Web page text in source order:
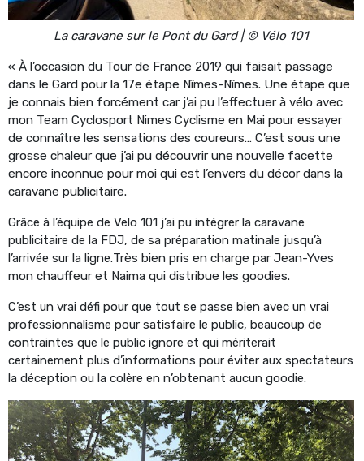
La caravane sur le Pont du Gard | © Vélo 101
« À l’occasion du Tour de France 2019 qui faisait passage
dans le Gard pour la 17e étape Nîmes-Nîmes. Une étape que
je connais bien forcément car j’ai pu l’effectuer à vélo avec
mon Team Cyclosport Nimes Cyclisme en Mai pour essayer
de connaître les sensations des coureurs… C’est sous une
grosse chaleur que j’ai pu découvrir une nouvelle facette
encore inconnue pour moi qui est l’envers du décor dans la
caravane publicitaire.
Grâce à l’équipe de Velo 101 j’ai pu intégrer la caravane
publicitaire de la FDJ, de sa préparation matinale jusqu’à
l’arrivée sur la ligne.Très bien pris en charge par Jean-Yves
mon chauffeur et Naima qui distribue les goodies.
C’est un vrai défi pour que tout se passe bien avec un vrai
professionnalisme pour satisfaire le public, beaucoup de
contraintes que le public ignore et qui mériterait
certainement plus d’informations pour éviter aux spectateurs
la déception ou la colère en n’obtenant aucun goodie.